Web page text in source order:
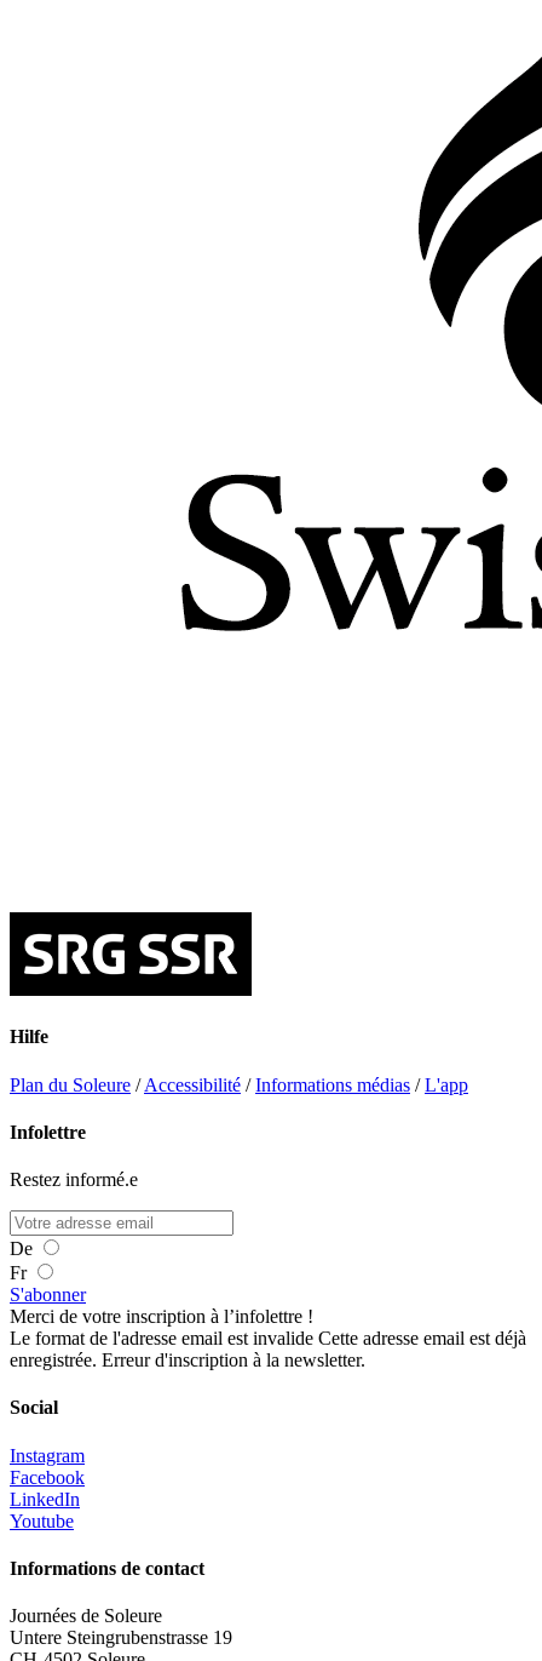
Hilfe
Plan du Soleure /Accessibilité /Informations médias /L'app
Infolettre
Restez informé.e
De
Fr
S'abonner
Merci de votre inscription à l’infolettre !
Le format de l'adresse email est invalide Cette adresse email est déjà
enregistrée. Erreur d'inscription à la newsletter.
Social
Instagram
Facebook
LinkedIn
Youtube
Informations de contact
Journées de Soleure
Untere Steingrubenstrasse 19